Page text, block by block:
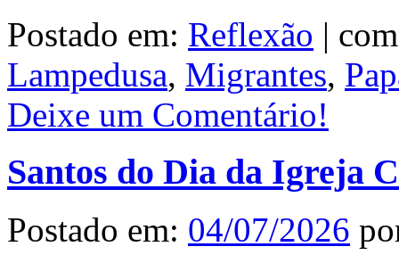
Postado em: Reflexão |
Lampedusa, Migrantes,
Deixe um Comentário!
Santos do Dia da Igreja
Postado em: 04/07/2026